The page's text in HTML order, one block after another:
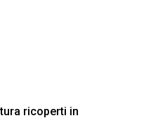
ricoperti in